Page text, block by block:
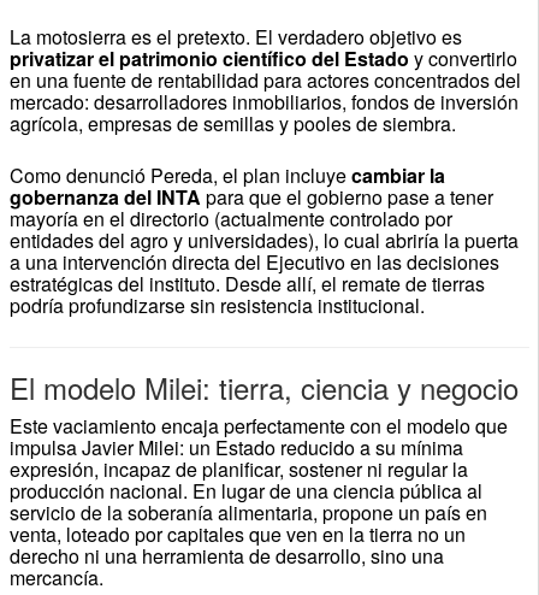
La motosierra es el pretexto. El verdadero objetivo es
privatizar el patrimonio científico del Estado y convertirlo
en una fuente de rentabilidad para actores concentrados del
mercado: desarrolladores inmobiliarios, fondos de inversión
agrícola, empresas de semillas y pooles de siembra.
Como denunció Pereda, el plan incluyecambiar la
gobernanza del INTA para que el gobierno pase a tener
mayoría en el directorio (actualmente controlado por
entidades del agro y universidades), lo cual abriría la puerta
a una intervención directa del Ejecutivo en las decisiones
estratégicas del instituto. Desde allí, el remate de tierras
podría profundizarse sin resistencia institucional.
El modelo Milei: tierra, ciencia y negocio
Este vaciamiento encaja perfectamente con el modelo que
impulsa Javier Milei: un Estado reducido a su mínima
expresión, incapaz de planificar, sostener ni regular la
producción nacional. En lugar de una ciencia pública al
servicio de la soberanía alimentaria, propone un país en
venta, loteado por capitales que ven en la tierra no un
derecho ni una herramienta de desarrollo, sino una
mercancía.